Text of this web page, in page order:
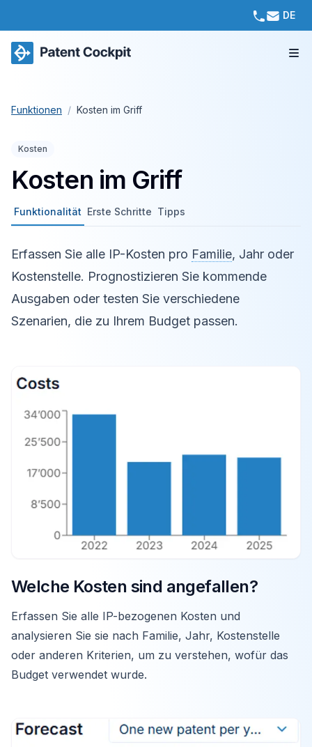
DE
Funktionen / Kosten im Griff
Kosten
Kosten im Griff
Funktionalität Erste Schritte Tipps
Erfassen Sie alle IP-Kosten pro Familie, Jahr oder
Kostenstelle. Prognostizieren Sie kommende
Ausgaben oder testen Sie verschiedene
Szenarien, die zu Ihrem Budget passen.
Welche Kosten sind angefallen?
Erfassen Sie alle IP-bezogenen Kosten und
analysieren Sie sie nach Familie, Jahr, Kostenstelle
oder anderen Kriterien, um zu verstehen, wofür das
Budget verwendet wurde.